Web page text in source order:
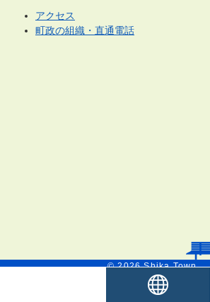
アクセス
町政の組織・直通電話
© 2026 Shika Town.